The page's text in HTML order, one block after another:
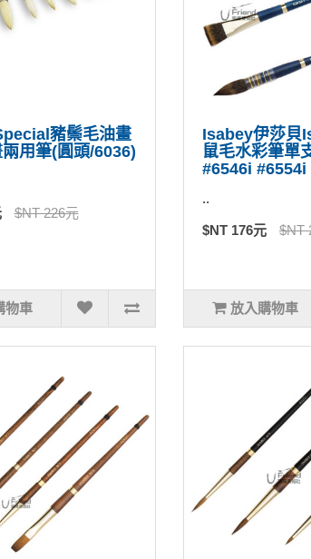
豬鬃毛油畫
用筆(圓頭/6036)
$NT 226元
物車
Isabey伊莎貝
鼠毛水彩筆單
#6546i #6554i
..
$NT 176元 $NT
放入購物車